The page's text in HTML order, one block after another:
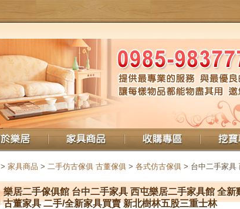
> 家具商品 > 二手仿古傢俱 古董傢俱 > 各式仿古傢俱 > 台中二手家具
樂居二手傢俱館 台中二手家具 西屯樂居二手家具館 全
古董家具 二手/全新家具買賣 新北樹林五股三重士林